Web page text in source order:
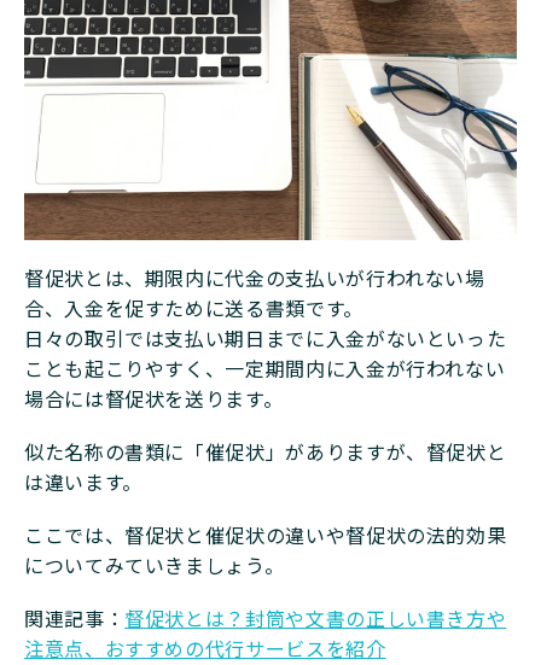
督促状とは、期限内に代金の支払いが行われない場
合、入金を促すために送る書類です。
日々の取引では支払い期日までに入金がないといった
ことも起こりやすく、一定期間内に入金が行われない
場合には督促状を送ります。
似た名称の書類に「催促状」がありますが、督促状と
は違います。
ここでは、督促状と催促状の違いや督促状の法的効果
についてみていきましょう。
関連記事： 督促状とは？封筒や文書の正しい書き方や
注意点、おすすめの代行サービスを紹介